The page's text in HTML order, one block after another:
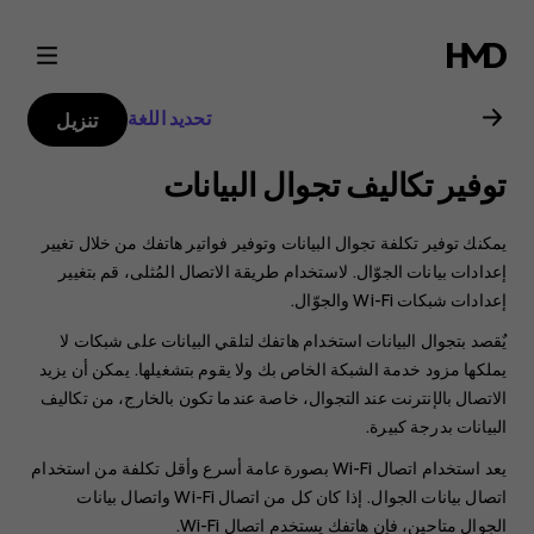
دليل
مستخدم
هاتف
Nokia
8.1
تحديد اللغة تنزيل
توفير تكاليف تجوال البيانات
يمكنك توفير تكلفة تجوال البيانات وتوفير فواتير هاتفك من خلال تغيير
إعدادات بيانات الجوّال. لاستخدام طريقة الاتصال المُثلى، قم بتغيير
إعدادات شبكات Wi-Fi والجوّال.
يٌقصد بتجوال البيانات استخدام هاتفك لتلقي البيانات على شبكات لا
يملكها مزود خدمة الشبكة الخاص بك ولا يقوم بتشغيلها. يمكن أن يزيد
الاتصال بالإنترنت عند التجوال، خاصة عندما تكون بالخارج، من تكاليف
البيانات بدرجة كبيرة.
يعد استخدام اتصال Wi-Fi بصورة عامة أسرع وأقل تكلفة من استخدام
اتصال بيانات الجوال. إذا كان كل من اتصال Wi-Fi واتصال بيانات
الجوال متاحين، فإن هاتفك يستخدم اتصال Wi-Fi.